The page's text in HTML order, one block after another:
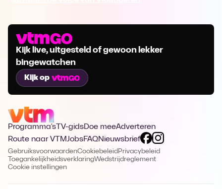
Kijk live, uitgesteld of gewoon lekker
bingewatchen
Kijk op
Programma's TV-gidsDoe meeAdverteren
Route naar VTMJobsFAQNieuwsbrief
GebruiksvoorwaardenCookiebeleid Privacybeleid
ToegankelijkheidsverklaringWedstrijdreglement
Cookie instellingen